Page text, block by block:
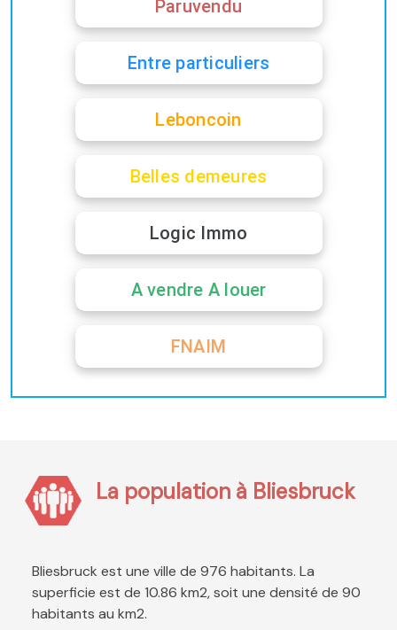
Paruvendu
Entre particuliers
Leboncoin
Belles demeures
Logic Immo
A vendre A louer
FNAIM
La population à Bliesbruck
Bliesbruck est une ville de 976 habitants. La
superficie est de 10.86 km2, soit une densité de 90
habitants au km2.